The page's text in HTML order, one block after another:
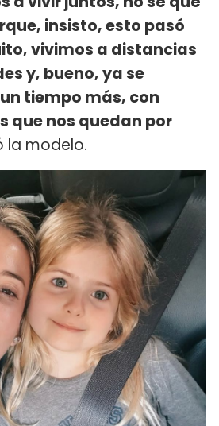
insisto, esto pasó
vivimos a distancias
y, bueno, ya se
tiempo más, con
que nos quedan por
la modelo.